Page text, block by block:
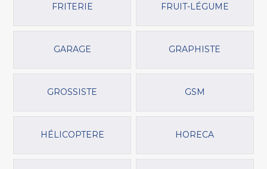
FRITERIE FRUIT-LÉGUME
GARAGE GRAPHISTE
GROSSISTE GSM
HÉLICOPTERE HORECA